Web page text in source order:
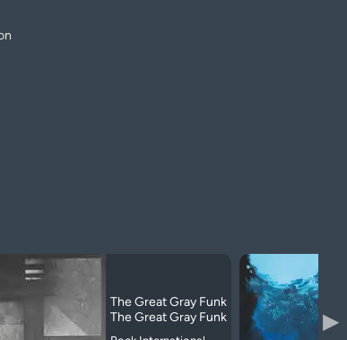
The Great Gray Funk
The Great Gray Funk
▶